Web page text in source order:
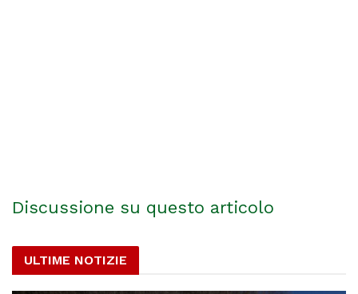
Discussione su questo articolo
ULTIME NOTIZIE